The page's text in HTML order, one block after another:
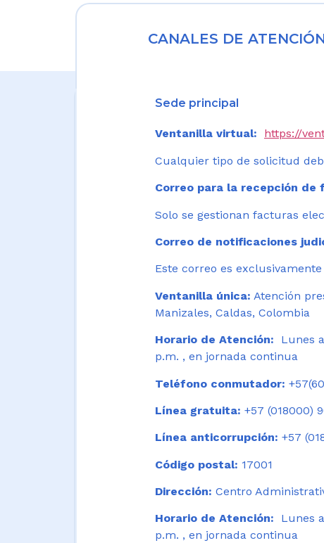
CANALES DE
Sede principal
Ventanilla virtual: https://
Cualquier tipo de solicitud
Correo para la recepción
Solo se gestionan facturas
Correo de notificaciones
Este correo es
Ventanilla única: Atención
Manizales, Caldas, Colombia
Horario de Atención:
Lunes
p.m. , en jornada continua
Teléfono conmutador:
Línea gratuita: +57 (018000)
Línea anticorrupción: +57
Código postal: 17001
Dirección: Centro
Horario de Atención: Lunes
p.m. , en jornada continua